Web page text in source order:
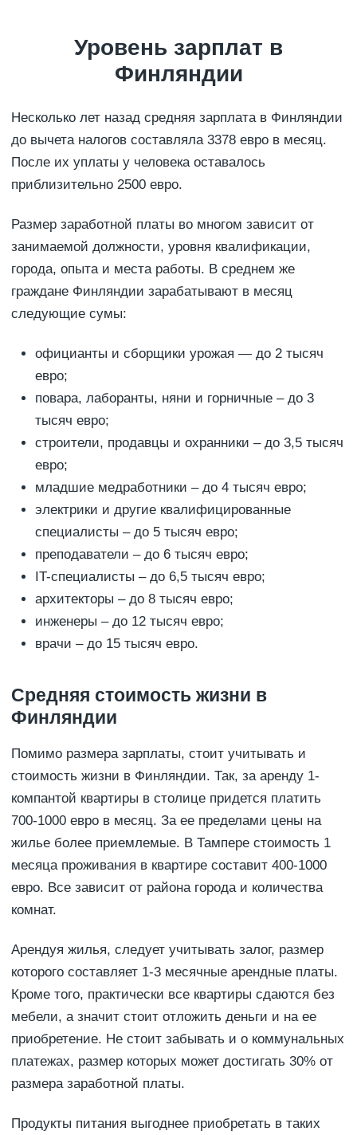
Уровень зарплат в
Финляндии
Несколько лет назад средняя зарплата в Финляндии
до вычета налогов составляла 3378 евро в месяц.
После их уплаты у человека оставалось
приблизительно 2500 евро.
Размер заработной платы во многом зависит от
занимаемой должности, уровня квалификации,
города, опыта и места работы. В среднем же
граждане Финляндии зарабатывают в месяц
следующие сумы:
официанты и сборщики урожая — до 2 тысяч
евро;
повара, лаборанты, няни и горничные – до 3
тысяч евро;
строители, продавцы и охранники – до 3,5 тысяч
евро;
младшие медработники – до 4 тысяч евро;
электрики и другие квалифицированные
специалисты – до 5 тысяч евро;
преподаватели – до 6 тысяч евро;
IT-специалисты – до 6,5 тысяч евро;
архитекторы – до 8 тысяч евро;
инженеры – до 12 тысяч евро;
врачи – до 15 тысяч евро.
Средняя стоимость жизни в
Финляндии
Помимо размера зарплаты, стоит учитывать и
стоимость жизни в Финляндии. Так, за аренду 1-
компантой квартиры в столице придется платить
700-1000 евро в месяц. За ее пределами цены на
жилье более приемлемые. В Тампере стоимость 1
месяца проживания в квартире составит 400-1000
евро. Все зависит от района города и количества
комнат.
Арендуя жилья, следует учитывать залог, размер
которого составляет 1-3 месячные арендные платы.
Кроме того, практически все квартиры сдаются без
мебели, а значит стоит отложить деньги и на ее
приобретение. Не стоит забывать и о коммунальных
платежах, размер которых может достигать 30% от
размера заработной платы.
Продукты питания выгоднее приобретать в таких